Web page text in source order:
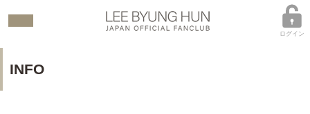
ログイン
INFO